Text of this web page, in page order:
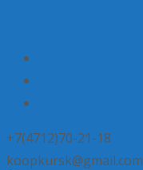
+7(4712)70-21-18
koopkursk@gmail.com